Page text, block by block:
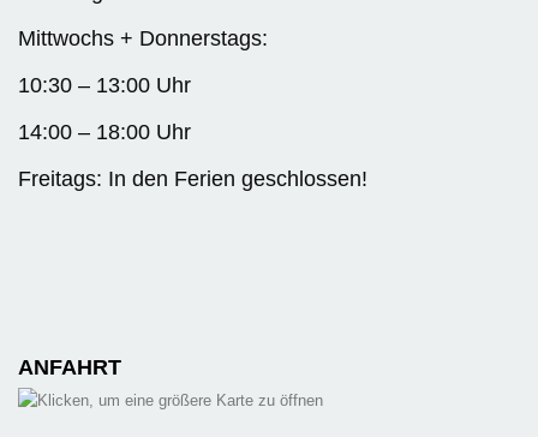
Mittwochs + Donnerstags:
10:30 – 13:00 Uhr
14:00 – 18:00 Uhr
Freitags: In den Ferien geschlossen!
ANFAHRT